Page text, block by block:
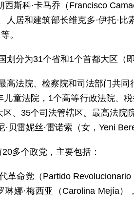
西斯科·卡马乔（Francisco
人居和建筑部长维克多·伊托·
。
划分为31个省和1个首都大区（
高法院、检察院和司法部门共
童法院，1个高等行政法院、
、35个司法管辖区。最高法院
贝雷妮丝·雷诺索（女，Yeni
多个政党，主要包括：
革命党（Partido
娜·梅西亚（Carolina Mejía）